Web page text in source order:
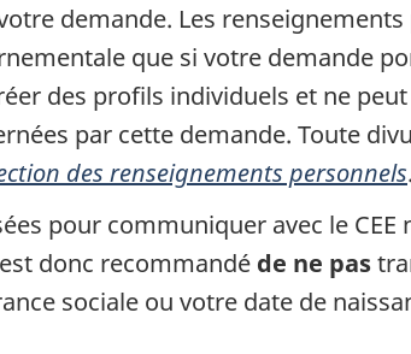
demande. Les
que si votre demande
des profils individuels et ne
par cette demande. Toute
des renseignements personnels.
pour communiquer avec le
donc recommandé de ne pas
sociale ou votre date de